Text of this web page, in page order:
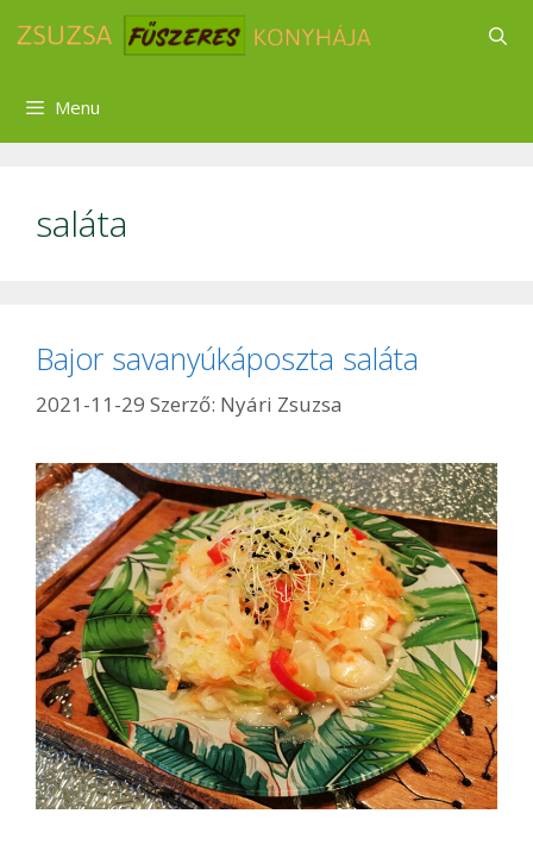
Menu
saláta
Bajor savanyúkáposzta saláta
2021-11-29 Szerző: Nyári Zsuzsa